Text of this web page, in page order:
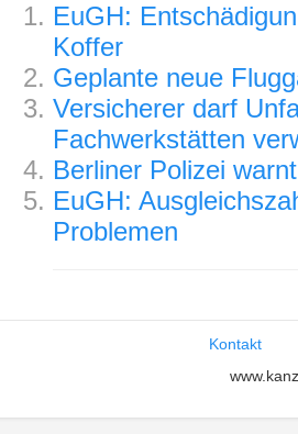
EuGH:
Koffer
Geplante neue
Versicherer darf
Fachwerkstätten
Berliner Polizei
EuGH:
Problemen
Kontakt